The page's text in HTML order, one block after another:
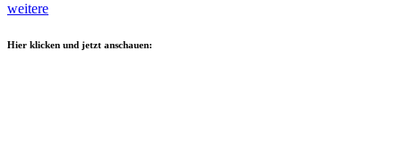
weitere
Hier klicken und jetzt anschauen: